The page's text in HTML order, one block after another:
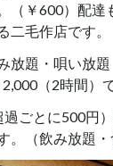
（￥600）配達
二毛作店です。
放題・唄い放
（2時間）
過ごとに500円
。（飲み放題